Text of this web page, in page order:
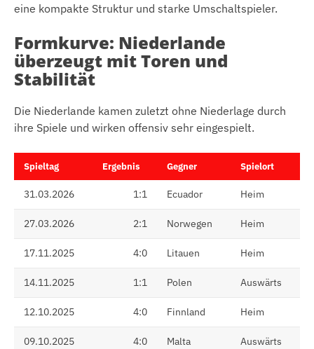
eine kompakte Struktur und starke Umschaltspieler.
Formkurve: Niederlande
überzeugt mit Toren und
Stabilität
Die Niederlande kamen zuletzt ohne Niederlage durch
ihre Spiele und wirken offensiv sehr eingespielt.
Spieltag Ergebnis Gegner Spielort
31.03.2026 1:1 Ecuador Heim
27.03.2026 2:1 Norwegen Heim
17.11.2025 4:0 Litauen Heim
14.11.2025 1:1 Polen Auswärts
12.10.2025 4:0 Finnland Heim
09.10.2025 4:0 Malta Auswärts